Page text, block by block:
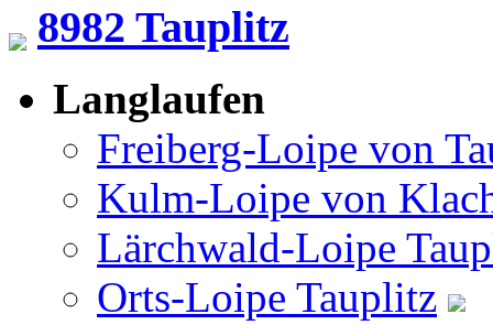
8982 Tauplitz
Langlaufen
Freiberg-Loipe von
Kulm-Loipe von
Lärchwald-Loipe
Orts-Loipe Tauplitz